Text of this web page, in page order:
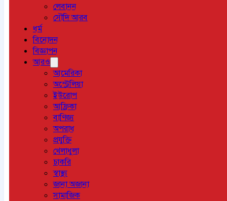
লেবানন
সৌদি আরব
ধর্ম
বিনোদন
বিজ্ঞাপন
আরও
আমেরিকা
অস্ট্রেলিয়া
ইউরোপ
আফ্রিকা
বাণিজ্য
অপরাধ
প্রযুক্তি
খেলাধুলা
চাকরি
স্বাস্থ্য
জানা অজানা
সামাজিক